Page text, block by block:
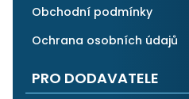
Obchodní podmínky
Ochrana osobních údajů
PRO DODAVATELE